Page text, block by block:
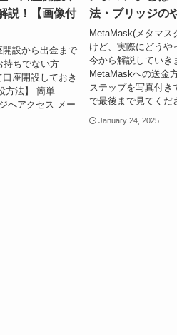
説！【画像付
設から出金まで
持ちでない方
座開設しておき
方法】 簡単
へアクセス メー
法・ブリッジの
MetaMask(メタマス
けど、実際にどうや
今から解説していき
MetaMaskへの送金
ステップを写真付き
で最後まで見てくだ
January 24, 2025